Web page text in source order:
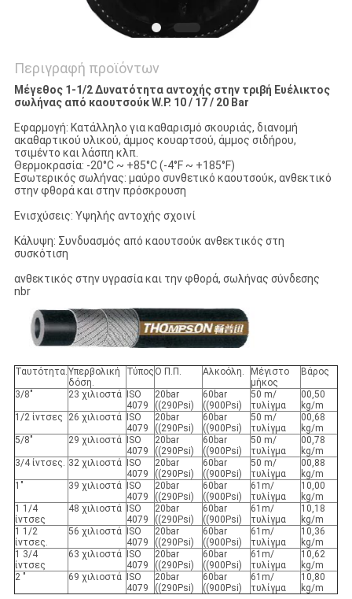
Περιγραφή προϊόντων
Μέγεθος 1-1/2 ∆υνατότητα αντοχής στην τριβή Ευέλικτος
σωλήνας από καουτσούκ W.P. 10 / 17 / 20 Bar
Εφαρμογή: Κατάλληλο για καθαρισμό σκουριάς, διανομή
ακαθαρτικού υλικού, άμμος κουαρτσού, άμμος σιδήρου,
τσιμέντο και λάσπη κλπ.
Θερμοκρασία: -20°C ~ +85°C (-4°F ~ +185°F)
Εσωτερικός σωλήνας: μαύρο συνθετικό καουτσούκ, ανθεκτικό
στην φθορά και στην πρόσκρουση
Ενισχύσεις: Υψηλής αντοχής σχοινί
Κάλυψη: Συνδυασμός από καουτσούκ ανθεκτικός στη
συσκότιση
ανθεκτικός στην υγρασία και την φθορά, σωλήνας σύνδεσης
nbr
Ταυτότητα.Υπερβολική
δόση.
Τύπος Ο Π.Π. Αλκοόλη.
Μέγιστο
μήκος
Βάρος
3/8" 23 χιλιοστά
ISO
4079
20bar
((290Psi)
60bar
((900Psi)
50 m/
τυλίγμα
00,50
kg/m
1/2 ίντσες
26 χιλιοστά
ISO
4079
20bar
((290Psi)
60bar
((900Psi)
50 m/
τυλίγμα
00,68
kg/m
5/8"
29 χιλιοστά
ISO
4079
20bar
((290Psi)
60bar
((900Psi)
50 m/
τυλίγμα
00,78
kg/m
3/4 ίντσες. 32 χιλιοστά
ISO
4079
20bar
((290Psi)
60bar
((900Psi)
50 m/
τυλίγμα
00,88
kg/m
1"
39 χιλιοστά
ISO
4079
20bar
((290Psi)
60bar
((900Psi)
61m/
τυλίγμα
10,00
kg/m
1 1/4
ίντσες
48 χιλιοστά
ISO
4079
20bar
((290Psi)
60bar
((900Psi)
61m/
τυλίγμα
10,18
kg/m
1 1/2
ίντσες.
56 χιλιοστά
ISO
4079
20bar
((290Psi)
60bar
((900Psi)
61m/
τυλίγμα
10,36
kg/m
1 3/4
ίντσες
63 χιλιοστά
ISO
4079
20bar
((290Psi)
60bar
((900Psi)
61m/
τυλίγμα
10,62
kg/m
2 "
69 χιλιοστά
ISO
4079
20bar
((290Psi)
60bar
((900Psi)
61m/
τυλίγμα
10,80
kg/m